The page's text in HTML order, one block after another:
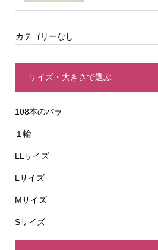
カテゴリーなし
サイズ・大きさで選ぶ
108本のバラ
１輪
LLサイズ
Lサイズ
Mサイズ
Sサイズ